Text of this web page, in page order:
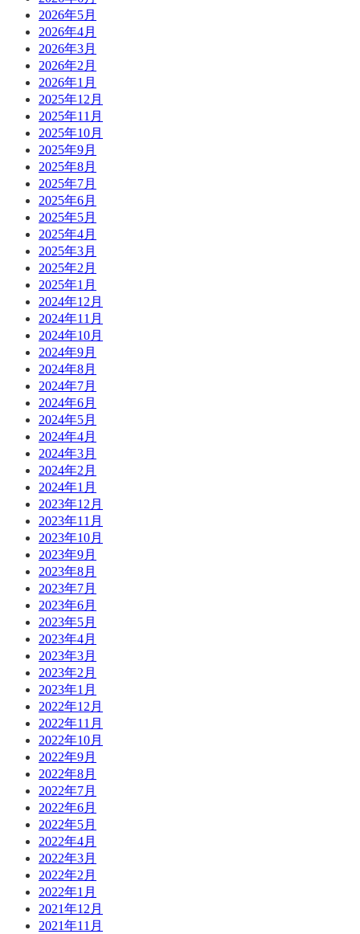
2026年5月
2026年4月
2026年3月
2026年2月
2026年1月
2025年12月
2025年11月
2025年10月
2025年9月
2025年8月
2025年7月
2025年6月
2025年5月
2025年4月
2025年3月
2025年2月
2025年1月
2024年12月
2024年11月
2024年10月
2024年9月
2024年8月
2024年7月
2024年6月
2024年5月
2024年4月
2024年3月
2024年2月
2024年1月
2023年12月
2023年11月
2023年10月
2023年9月
2023年8月
2023年7月
2023年6月
2023年5月
2023年4月
2023年3月
2023年2月
2023年1月
2022年12月
2022年11月
2022年10月
2022年9月
2022年8月
2022年7月
2022年6月
2022年5月
2022年4月
2022年3月
2022年2月
2022年1月
2021年12月
2021年11月